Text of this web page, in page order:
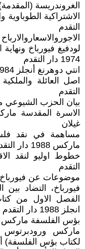
الغروندريسة
التقدم
الاجوروالاسعاروالارباح ماركس
لودفيغ فيورباخ ونهاية
1974 دار التقدم
انتي دوهرنغ أنجلز 1984 دار التقدم
التقدم
بيان الحزب الشيوعي ماركس/
غيلان
مساهمة في نقد
ماركس 1988 دار التقدم
التقدم
موضوعات عن فيورباخ ماركس
فيورباخ، التضاد بين
الفصل الاول من
انجلز 1988 دار التقدم
بؤس الفلسفة ماركس 1988 دار التقدم
ماركس ورودبرتوس
لكتاب بؤس الفلسفة) أنجلز 1988 دار